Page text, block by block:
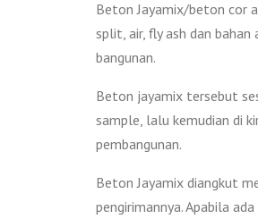
Beton Jayamix/beton cor
split, air, fly ash dan
bangunan.
Beton jayamix tersebut
sample, lalu kemudian di
pembangunan.
Beton Jayamix diangkut
pengirimannya. Apabila